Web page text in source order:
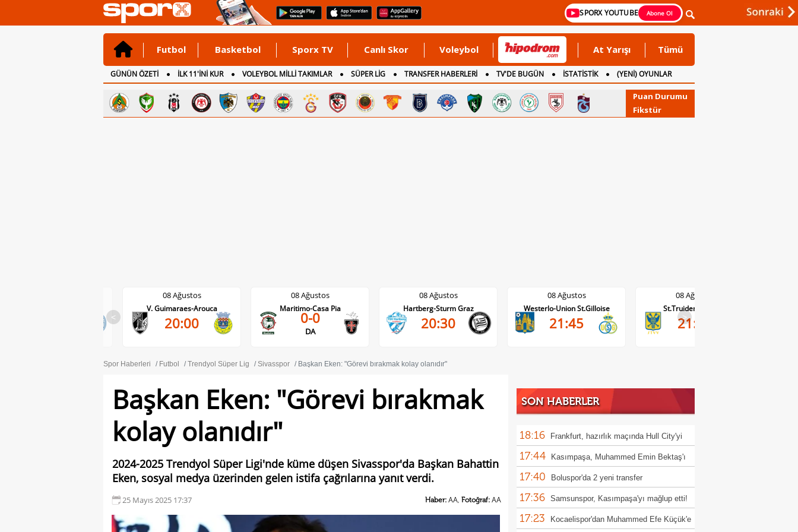
SPORX YOUTUBE Abone Ol
Futbol Basketbol Sporx TV Canlı Skor Voleybol At Yarışı Tümü
GÜNÜN ÖZETİ İLK 11'İNİ KUR VOLEYBOL MİLLİ TAKIMLAR SÜPER LİG TRANSFER HABERLERİ TV'DE BUGÜN İSTATİSTİK
(YENİ) OYUNLAR
CANLI ANLATIM
İNGİLTERE
Puan Durumu
Fikstür
<
08 Ağustos
Maritimo-Casa Pia
0-0
DA
08 Ağustos
Hartberg-Sturm Graz
20:30
08 Ağustos
Westerlo-Union St.Gilloise
21:45
08 Ağustos
St.Truiden-Lommel
21:45
08 Ağustos
Standard Liege-Cercle Brugge
19:15
>
Spor Haberleri Futbol Trendyol Süper Lig Sivasspor Başkan Eken: "Görevi bırakmak kolay olanıdır"
Başkan Eken: "Görevi bırakmak
kolay olanıdır"
2024-2025 Trendyol Süper Ligi'nde küme düşen Sivasspor'da Başkan Bahattin
Eken, sosyal medya üzerinden gelen istifa çağrılarına yanıt verdi.
25 Mayıs 2025 17:37 Haber: AA, Fotoğraf: AA
SON HABERLER
18:16 Frankfurt, hazırlık maçında Hull City'yi
devirdi!
17:44 Kasımpaşa, Muhammed Emin Bektaş'ı
açıkladı!
17:40 Boluspor'da 2 yeni transfer
17:36 Samsunspor, Kasımpaşa'yı mağlup etti!
17:23 Kocaelispor'dan Muhammed Efe Küçük'e